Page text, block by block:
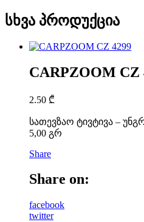
სხვა პროდუქცია
CARPZOOM CZ
2.50 ₾
სათევზაო ტივტივა –
5,00 გრ
Share
Share on:
facebook
twitter